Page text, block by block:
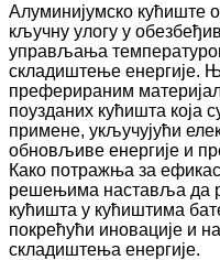
Алуминијумско кућиште
кључну улогу у
управљања
складиштење енергије.
преферираним
поузданих кућишта која
примене, укључујући
обновљиве енергије и
Како потражња за
решењима наставља да
кућишта у кућиштима
покрећући иновације и
складиштења енергије.